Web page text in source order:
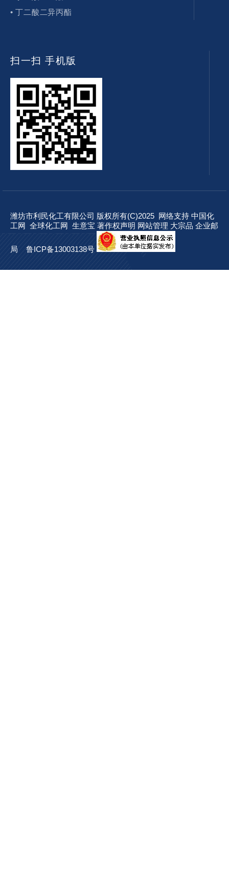
• 丁二酸二异丙酯
扫一扫 手机版
潍坊市利民化工有限公司 版权所有(C)2025 网络支持 中国化
工网 全球化工网 生意宝 著作权声明 网站管理 大宗品 企业邮
局 鲁ICP备13003138号